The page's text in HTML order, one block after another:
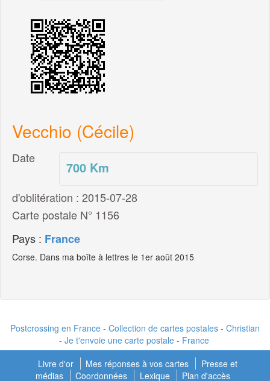
Vecchio (Cécile)
700 Km
Date
d'oblitération : 2015-07-28
Carte postale N° 1156
Pays : France
Corse. Dans ma boîte à lettres le 1er août 2015
Postcrossing en France - Collection de cartes postales - Christian
- Je t'envoie une carte postale - France
Livre d'or
Mes réponses à vos cartes
Presse et
médias
Coordonnées Lexique Plan d'accès